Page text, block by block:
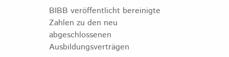
BIBB veröffentlicht bereinigte
Zahlen zu den neu
abgeschlossenen
Ausbildungsverträgen